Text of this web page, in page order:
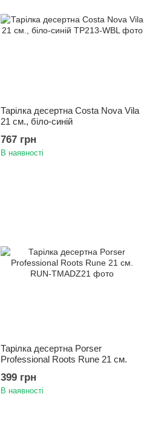
Тарілка десертна Costa Nova Vila
21 см., біло-синій
767 грн
В наявності
Тарілка десертна Porser
Professional Roots Rune 21 см.
399 грн
В наявності